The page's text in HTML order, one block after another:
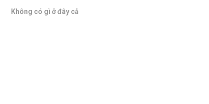
Không có gì ở đây cả